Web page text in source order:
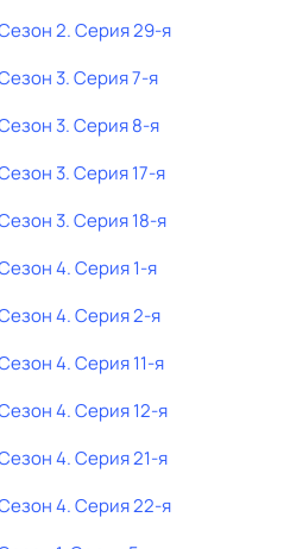
2. Серия 29-я
3. Серия 7-я
3. Серия 8-я
3. Серия 17-я
3. Серия 18-я
4. Серия 1-я
4. Серия 2-я
4. Серия 11-я
4. Серия 12-я
4. Серия 21-я
4. Серия 22-я